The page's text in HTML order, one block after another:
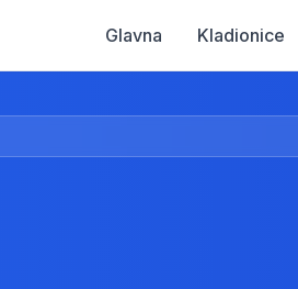
Glavna Kladionice